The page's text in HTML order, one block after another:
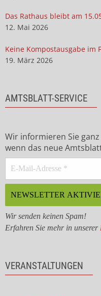
Das Rathaus bleibt am
12. Mai 2026
Keine Kompostausgabe im
19. März 2026
AMTSBLATT-SERVICE
Wir informieren Sie
wenn das neue
Wir senden keinen Spam!
Erfahren Sie mehr in unserer
VERANSTALTUNGEN